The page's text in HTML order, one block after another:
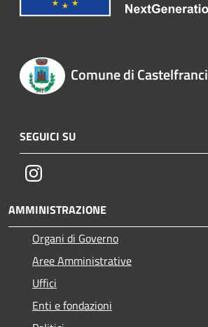
Comune di Castelfranci
SEGUICI SU
Instagram
AMMINISTRAZIONE
Organi di Governo
Aree Amministrative
Uffici
Enti e fondazioni